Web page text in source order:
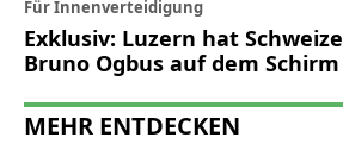
Für Innenverteidigung
Exklusiv: Luzern hat
Bruno Ogbus auf dem Schirm
MEHR ENTDECKEN